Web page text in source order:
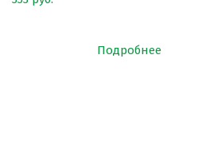
Придомовое оборудование
Подробнее